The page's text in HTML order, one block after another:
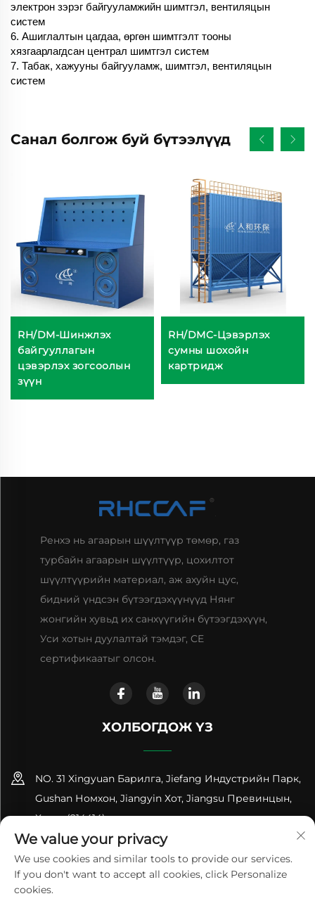
электрон зэрэг байгууламжийн шимтгэл, вентиляцын
систем
6. Ашиглалтын цагдаа, өргөн шимтгэлт тооны
хязгаарлагдсан централ шимтгэл систем
7. Табак, хажууны байгууламж, шимтгэл, вентиляцын
систем
Санал болгож буй бүтээлүүд
RH/DM-Шинжлэх
байгууллагын
цэвэрлэх зогсоолын
зүүн
RH/DMC-Цэвэрлэх
сумны шохойн
картридж
Ренхэ нь агаарын шүүлтүүр төмөр, газ
турбайн агаарын шүүлтүүр, цохилтот
шүүлтүүрийн материал, аж ахуйн цус,
бидний үндсэн бүтээгдэхүүнүүд Нянг
жонгийн хувьд их санхүүгийн бүтээгдэхүүн,
Уси хотын дуулалтай тэмдэг, CE
сертификаатыг олсон.
ХОЛБОГДОЖ ҮЗ
NO. 31 Xingyuan Барилга, Jiefang Индустрийн Парк,
Gushan Номхон, Jiangyin Хот, Jiangsu Превинцын,
Хятад (214414)
+86-18961600368
[email protected]
We value your privacy
We use cookies and similar tools to provide our services.
If you don't want to accept all cookies, click Personalize
cookies.